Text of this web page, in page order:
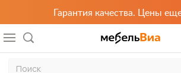
Гарантия качества. Цены